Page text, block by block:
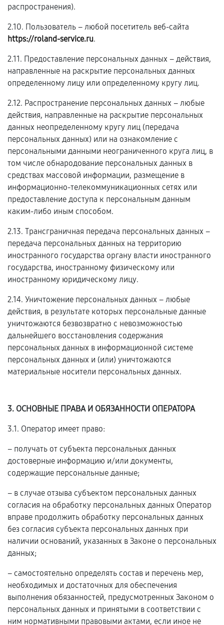
распространения).
2.10. Пользователь – любой посетитель веб-сайта
https://roland-service.ru.
2.11. Предоставление персональных данных – действия,
направленные на раскрытие персональных данных
определенному лицу или определенному кругу лиц.
2.12. Распространение персональных данных – любые
действия, направленные на раскрытие персональных
данных неопределенному кругу лиц (передача
персональных данных) или на ознакомление с
персональными данными неограниченного круга лиц, в
том числе обнародование персональных данных в
средствах массовой информации, размещение в
информационно-телекоммуникационных сетях или
предоставление доступа к персональным данным
каким-либо иным способом.
2.13. Трансграничная передача персональных данных –
передача персональных данных на территорию
иностранного государства органу власти иностранного
государства, иностранному физическому или
иностранному юридическому лицу.
2.14. Уничтожение персональных данных – любые
действия, в результате которых персональные данные
уничтожаются безвозвратно с невозможностью
дальнейшего восстановления содержания
персональных данных в информационной системе
персональных данных и (или) уничтожаются
материальные носители персональных данных.
3. ОСНОВНЫЕ ПРАВА И ОБЯЗАННОСТИ ОПЕРАТОРА
3.1. Оператор имеет право:
– получать от субъекта персональных данных
достоверные информацию и/или документы,
содержащие персональные данные;
– в случае отзыва субъектом персональных данных
согласия на обработку персональных данных Оператор
вправе продолжить обработку персональных данных
без согласия субъекта персональных данных при
наличии оснований, указанных в Законе о персональных
данных;
– самостоятельно определять состав и перечень мер,
необходимых и достаточных для обеспечения
выполнения обязанностей, предусмотренных Законом о
персональных данных и принятыми в соответствии с
ним нормативными правовыми актами, если иное не